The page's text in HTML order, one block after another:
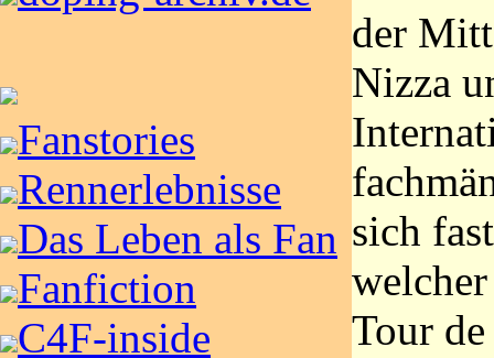
Fanstories
Rennerlebnisse
Das Leben als Fan
Fanfiction
C4F-inside
der
Nizza
sich
Tour